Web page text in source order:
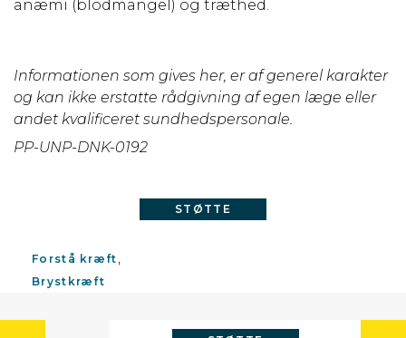
anæmi (blodmangel) og træthed.
Informationen som gives her, er af generel karakter
og kan ikke erstatte rådgivning af egen læge eller
andet kvalificeret sundhedspersonale.
PP-UNP-DNK-0192
STØTTE
Forstå kræft
Brystkræft